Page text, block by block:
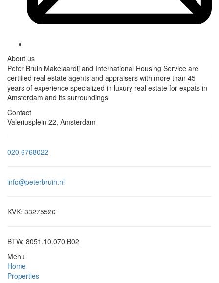
About us
Peter Bruin Makelaardij and International Housing Service are
certified real estate agents and appraisers with more than 45
years of experience specialized in luxury real estate for expats in
Amsterdam and its surroundings.
Contact
Valeriusplein 22, Amsterdam
020 6768022
info@peterbruin.nl
KVK: 33275526
BTW: 8051.10.070.B02
Menu
Home
Properties